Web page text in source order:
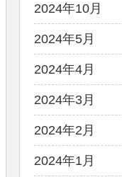
2024年10月
2024年5月
2024年4月
2024年3月
2024年2月
2024年1月